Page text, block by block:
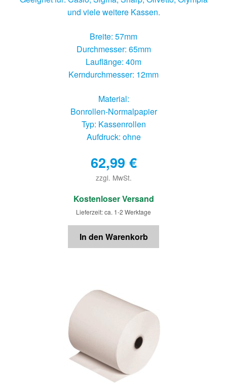
und viele weitere Kassen.
Breite: 57mm
Durchmesser: 65mm
Lauflänge: 40m
Kerndurchmesser: 12mm
Material:
Bonrollen-Normalpapier
Typ: Kassenrollen
Aufdruck: ohne
62,99 €
zzgl. MwSt.
€
Kostenloser Versand
Lieferzeit: ca. 1-2 Werktage
In den Warenkorb